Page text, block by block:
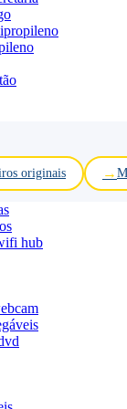
originais
hub